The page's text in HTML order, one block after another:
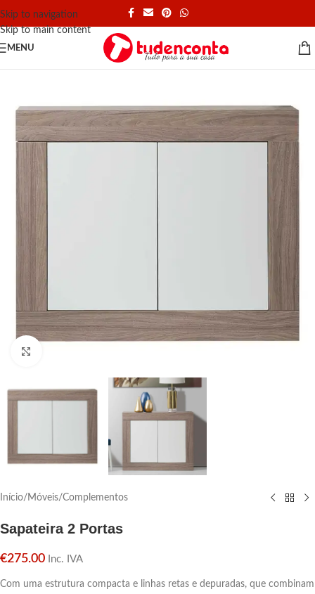
Skip to navigation
Skip to main content
MENU
Início/ Móveis/Complementos
Sapateira 2 Portas
€275.00 Inc. IVA
Com uma estrutura compacta e linhas retas e depuradas, que combinam